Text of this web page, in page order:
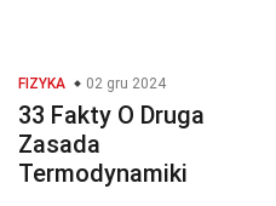
FIZYKA 02 gru 2024
33 Fakty O Druga
Zasada
Termodynamiki